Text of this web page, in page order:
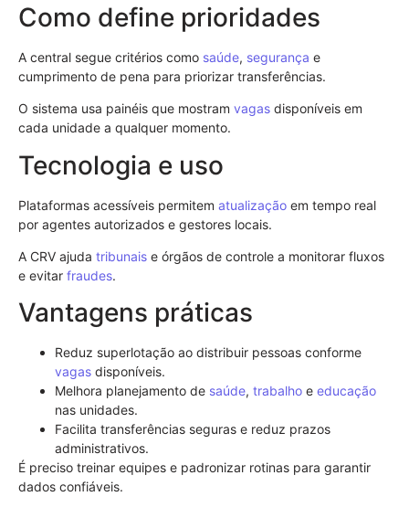
Como define prioridades
A central segue critérios como saúde, segurança e
cumprimento de pena para priorizar transferências.
O sistema usa painéis que mostram vagas disponíveis em
cada unidade a qualquer momento.
Tecnologia e uso
Plataformas acessíveis permitem atualização em tempo real
por agentes autorizados e gestores locais.
A CRV ajuda tribunais e órgãos de controle a monitorar fluxos
e evitar fraudes.
Vantagens práticas
Reduz superlotação ao distribuir pessoas conforme
vagas disponíveis.
Melhora planejamento de saúde, trabalho e educação
nas unidades.
Facilita transferências seguras e reduz prazos
administrativos.
É preciso treinar equipes e padronizar rotinas para garantir
dados confiáveis.